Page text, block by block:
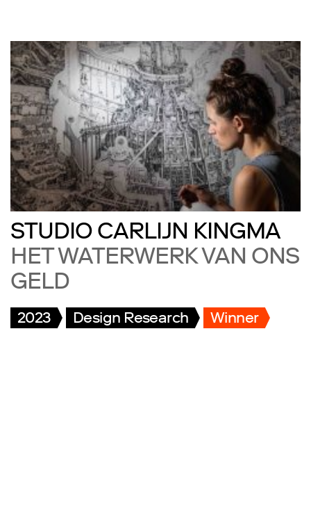
STUDIO CARLIJN KINGMA
HET WATERWERK VAN ONS
GELD
2023 Design Research Winner